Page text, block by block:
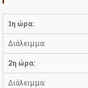
1η ώρα:
Διάλειμμα:
2η ώρα:
Διάλειμμα: